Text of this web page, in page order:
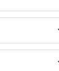
voi